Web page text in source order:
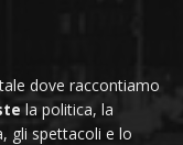
dove raccontiamo
la politica, la
gli spettacoli e lo